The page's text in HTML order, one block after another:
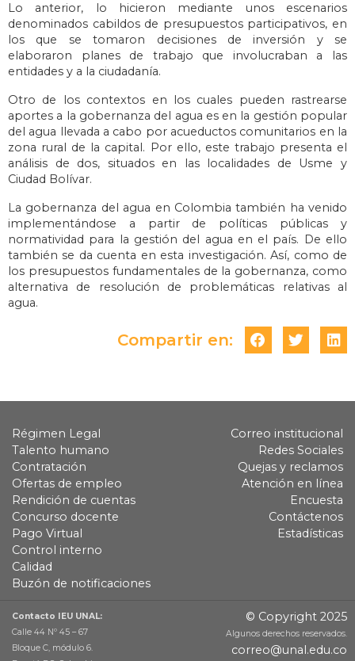
Lo anterior, lo hicieron mediante unos escenarios
denominados cabildos de presupuestos participativos, en
los que se tomaron decisiones de inversión y se
elaboraron planes de trabajo que involucraban a las
entidades y a la ciudadanía.
Otro de los contextos en los cuales pueden rastrearse
aportes a la gobernanza del agua es en la gestión popular
del agua llevada a cabo por acueductos comunitarios en la
zona rural de la capital. Por ello, este trabajo presenta el
análisis de dos, situados en las localidades de Usme y
Ciudad Bolívar.
La gobernanza del agua en Colombia también ha venido
implementándose a partir de políticas públicas y
normatividad para la gestión del agua en el país. De ello
también se da cuenta en esta investigación. Así, como de
los presupuestos fundamentales de la gobernanza, como
alternativa de resolución de problemáticas relativas al
agua.
Compartir en:
Régimen Legal
Talento humano
Contratación
Ofertas de empleo
Rendición de cuentas
Concurso docente
Pago Virtual
Control interno
Calidad
Buzón de notificaciones
Correo institucional
Redes Sociales
Quejas y reclamos
Atención en línea
Encuesta
Contáctenos
Estadísticas
Contacto IEU UNAL:
Calle 44 Nº 45 – 67
Bloque C, módulo 6.
© Copyright 2025
Algunos derechos reservados.
correo@unal.edu.co